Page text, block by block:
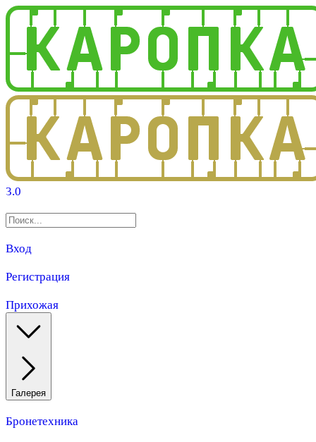
3.0
Вход
Регистрация
Прихожая
Галерея
Бронетехника